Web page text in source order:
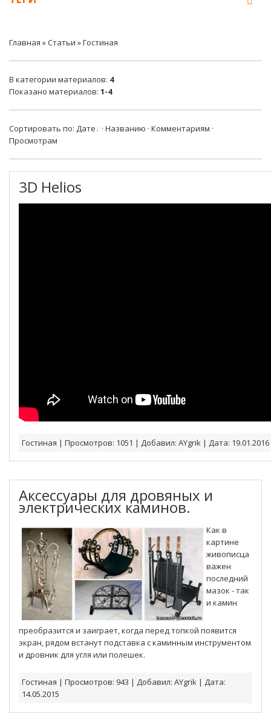
Главная »Статьи » Гостиная
В категории материалов: 4
Показано материалов: 1-4
Сортировать по: Дате · Названию · Комментариям ·
Просмотрам
3D Helios
Гостиная | Просмотров: 1051 | Добавил: AYgrik | Дата: 19.01.2016
Аксессуары для дровяных и
электрических каминов.
Как в
картине
живописца
важен
последний
мазок - так
и камин
преобразится и заиграет, когда перед топкой появится
экран, рядом встанут подставка с каминным инструментом
и дровник для угля или полешек.
Гостиная | Просмотров: 943 | Добавил: AYgrik | Дата:
14.05.2015